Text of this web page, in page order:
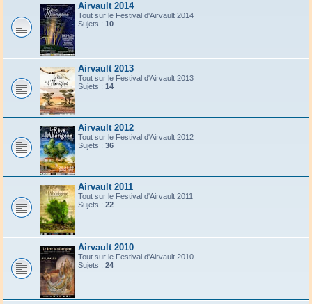
Airvault 2014
Tout sur le Festival d'Airvault 2014
Sujets : 10
Airvault 2013
Tout sur le Festival d'Airvault 2013
Sujets : 14
Airvault 2012
Tout sur le Festival d'Airvault 2012
Sujets : 36
Airvault 2011
Tout sur le Festival d'Airvault 2011
Sujets : 22
Airvault 2010
Tout sur le Festival d'Airvault 2010
Sujets : 24